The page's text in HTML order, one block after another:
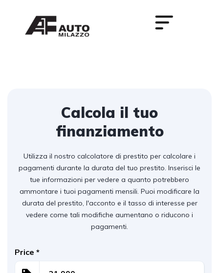
Calcola il tuo
finanziamento
Utilizza il nostro calcolatore di prestito per calcolare i
pagamenti durante la durata del tuo prestito. Inserisci le
tue informazioni per vedere a quanto potrebbero
ammontare i tuoi pagamenti mensili. Puoi modificare la
durata del prestito, l'acconto e il tasso di interesse per
vedere come tali modifiche aumentano o riducono i
pagamenti.
Price *